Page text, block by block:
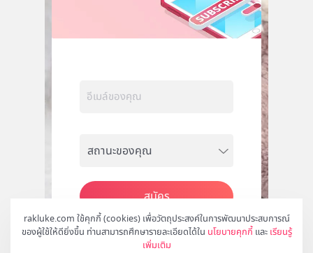
rakluke.com ใช้คุกกี้ (cookies) เพื่อวัตถุประสงค์ในการพัฒนาประสบการณ์
ของผู้ใช้ให้ดียิ่งขึ้น ท่านสามารถศึกษารายละเอียดได้ใน นโยบายคุกกี้ และ เรียนรู้
เพิ่มเติม
สมัคร